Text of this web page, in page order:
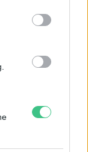
beszélgettünk.
a